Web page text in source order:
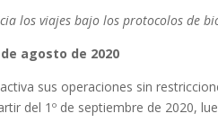
los viajes bajo los protocolos de
agosto de 2020
sus operaciones sin
del 1º de septiembre de 2020,